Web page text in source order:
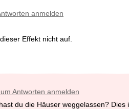
anmelden
Effekt nicht auf.
Antworten anmelden
du die Häuser weggelassen?